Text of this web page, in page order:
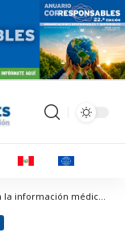
Corresponsables > Opinión > Comprometidos con la información médica de calidad para transformar la salud cardiovascular